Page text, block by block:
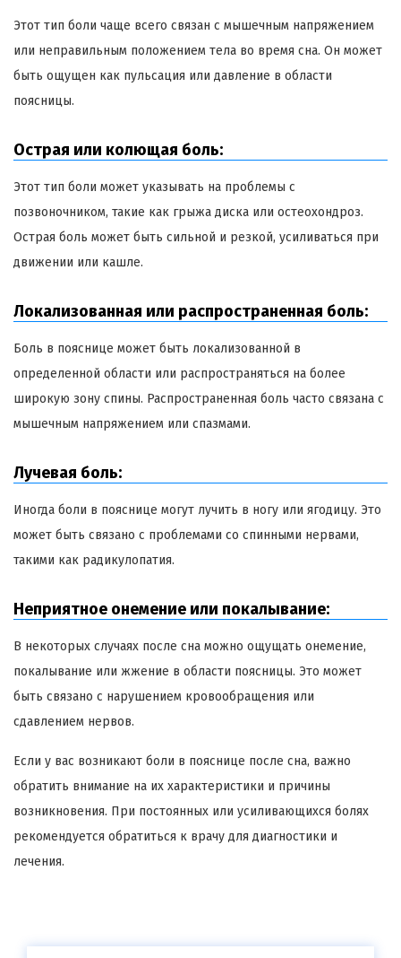
Этот тип боли чаще всего связан с мышечным напряжением
или неправильным положением тела во время сна. Он может
быть ощущен как пульсация или давление в области
поясницы.
Острая или колющая боль:
Этот тип боли может указывать на проблемы с
позвоночником, такие как грыжа диска или остеохондроз.
Острая боль может быть сильной и резкой, усиливаться при
движении или кашле.
Локализованная или распространенная боль:
Боль в пояснице может быть локализованной в
определенной области или распространяться на более
широкую зону спины. Распространенная боль часто связана с
мышечным напряжением или спазмами.
Лучевая боль:
Иногда боли в пояснице могут лучить в ногу или ягодицу. Это
может быть связано с проблемами со спинными нервами,
такими как радикулопатия.
Неприятное онемение или покалывание:
В некоторых случаях после сна можно ощущать онемение,
покалывание или жжение в области поясницы. Это может
быть связано с нарушением кровообращения или
сдавлением нервов.
Если у вас возникают боли в пояснице после сна, важно
обратить внимание на их характеристики и причины
возникновения. При постоянных или усиливающихся болях
рекомендуется обратиться к врачу для диагностики и
лечения.